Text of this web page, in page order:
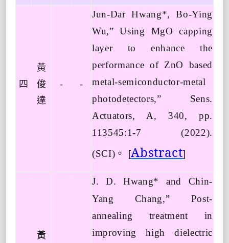
四
黃
俊
達
- -
Jun-Dar Hwang*, Bo-Ying
Wu,” Using MgO capping
layer to enhance the
performance of ZnO based
metal-semiconductor-metal
photodetectors,” Sens.
Actuators, A, 340, pp.
113545:1-7 (2022).
(SCI) 。 [Abstract]
黃
J. D. Hwang* and Chin-
Yang Chang,” Post-
annealing treatment in
improving high dielectric